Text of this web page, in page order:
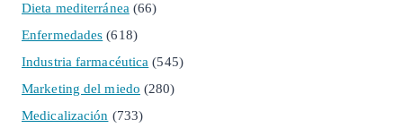
Dieta mediterránea(66)
Enfermedades (618)
Industria farmacéutica (545)
Marketing del miedo (280)
Medicalización (733)